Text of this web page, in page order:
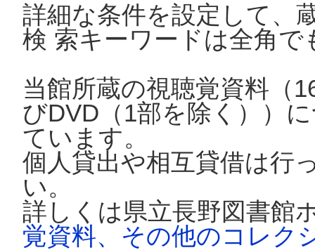
詳細な条件を設定して、
検 索キーワードは全角
当館所蔵の視聴覚資料（
びDVD（1部を除く））
ています。
個人貸出や相互貸借は行
い。
詳しくは県立長野図書館
覚資料、その他のコレク